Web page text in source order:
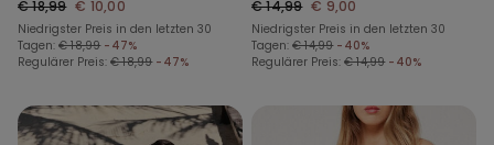
€ 18,99 € 10,00
Niedrigster Preis in den letzten 30
Tagen: € 18,99 -47%
Regulärer Preis: € 18,99 -47%
€ 14,99 € 9,00
Niedrigster Preis in den letzten 30
Tagen: € 14,99 -40%
Regulärer Preis: € 14,99 -40%